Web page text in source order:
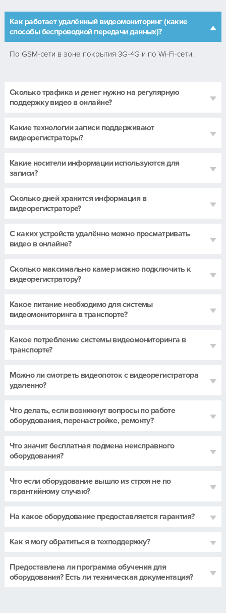
Как работает удалённый видеомониторинг (какие
способы беспроводной передачи данных)?
По GSM-сети в зоне покрытия 3G-4G и по Wi-Fi-сети.
Сколько трафика и денег нужно на регулярную
поддержку видео в онлайне?
Какие технологии записи поддерживают
видеорегистраторы?
Какие носители информации используются для
записи?
Сколько дней хранится информация в
видеорегистраторе?
С каких устройств удалённо можно просматривать
видео в онлайне?
Сколько максимально камер можно подключить к
видеорегистратору?
Какое питание необходимо для системы
видеомониторинга в транспорте?
Какое потребление системы видеомониторинга в
транспорте?
Можно ли смотреть видеопоток с видеорегистратора
удаленно?
Что делать, если возникнут вопросы по работе
оборудования, перенастройке, ремонту?
Что значит бесплатная подмена неисправного
оборудования?
Что если оборудование вышло из строя не по
гарантийному случаю?
На какое оборудование предоставляется гарантия?
Как я могу обратиться в техподдержку?
Предоставлена ли программа обучения для
оборудования? Есть ли техническая документация?